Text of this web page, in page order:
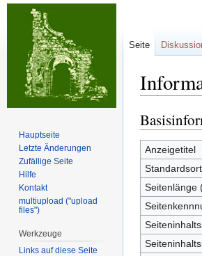
Zur
Navigation
springen
Zur
Suche
springen
Anzeigetitel
Seitenlänge
Seite
Hauptseite
Letzte Änderungen
Zufällige Seite
Hilfe
Kontakt
multiupload ("upload
files")
Werkzeuge
Links auf diese Seite